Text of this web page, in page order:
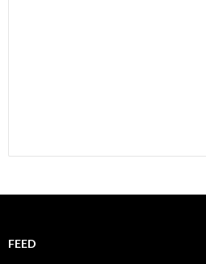
FEED